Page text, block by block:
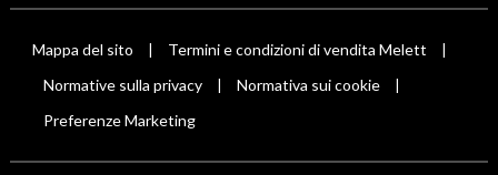
Mappa del sito Termini e condizioni di vendita Melett
Normative sulla privacy Normativa sui cookie
Preferenze Marketing